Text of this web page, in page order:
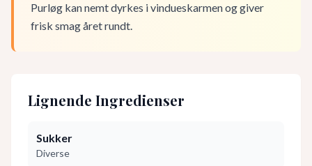
Purløg kan nemt dyrkes i vindueskarmen og giver
frisk smag året rundt.
Lignende Ingredienser
Sukker
Diverse